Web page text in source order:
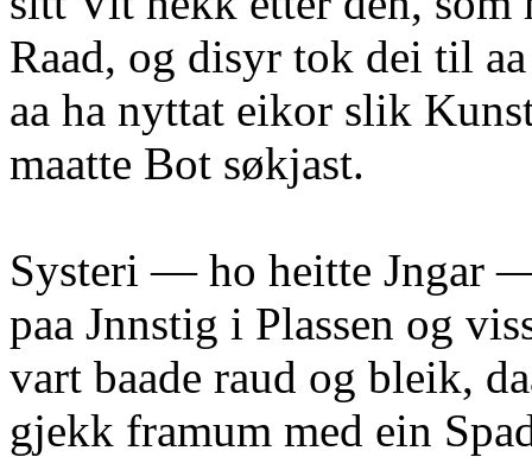
Raad, og disyr tok dei til
aa ha nyttat eikor slik
maatte Bot søkjast.
Systeri — ho heitte Jngar
paa Jnnstig i Plassen og
vart baade raud og bleik,
gjekk framum med ein